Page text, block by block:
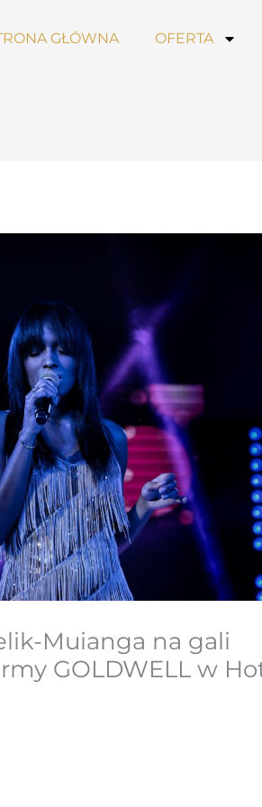
GŁÓWNA OFERTA
Muianga na gali
GOLDWELL w